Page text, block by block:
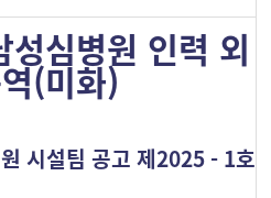
성심병원 인력 외
(미화)
시설팀 공고 제2025 - 1호